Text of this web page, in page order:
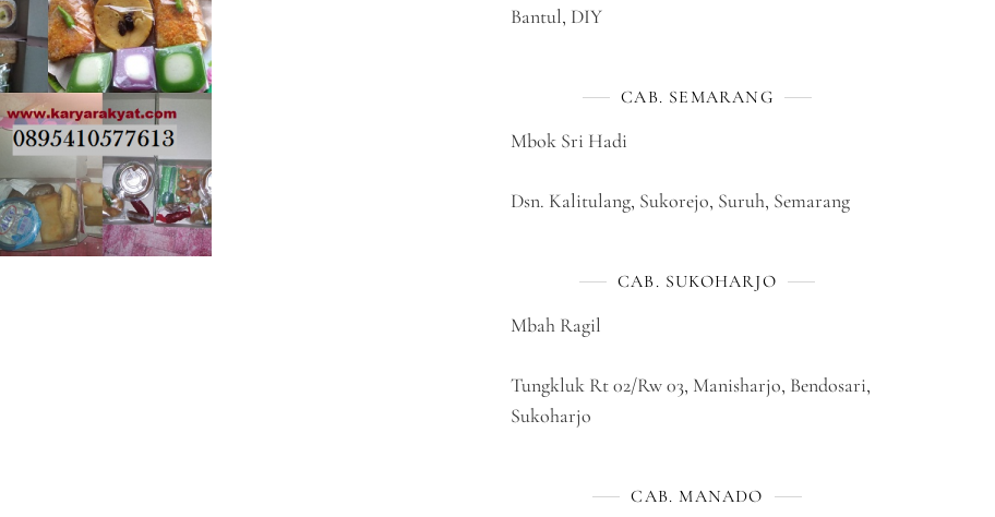
Bantul, DIY
CAB. SEMARANG
Mbok Sri Hadi
Dsn. Kalitulang, Sukorejo, Suruh, Semarang
CAB. SUKOHARJO
Mbah Ragil
Tungkluk Rt 02/Rw 03, Manisharjo, Bendosari,
Sukoharjo
CAB. MANADO